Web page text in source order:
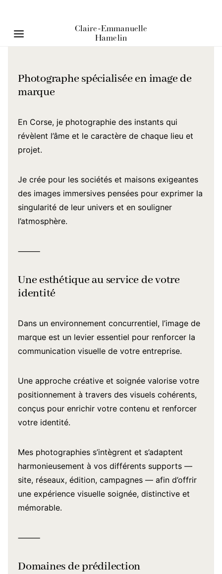
Photographe spécialisée en image de
marque
En Corse, je photographie des instants qui
révèlent l’âme et le caractère de chaque lieu et
projet.
Je crée pour les sociétés et maisons exigeantes
des images immersives pensées pour exprimer la
singularité de leur univers et en souligner
l’atmosphère.
⸻
Une esthétique au service de votre
identité
Dans un environnement concurrentiel, l’image de
marque est un levier essentiel pour renforcer la
communication visuelle de votre entreprise.
Une approche créative et soignée valorise votre
positionnement à travers des visuels cohérents,
conçus pour enrichir votre contenu et renforcer
votre identité.
Mes photographies s’intègrent et s’adaptent
harmonieusement à vos différents supports —
site, réseaux, édition, campagnes — afin d’offrir
une expérience visuelle soignée, distinctive et
mémorable.
⸻
Domaines de prédilection